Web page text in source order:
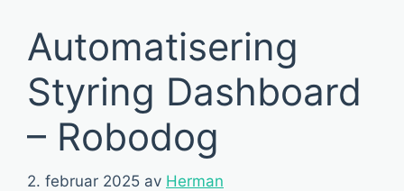
Automatisering
Styring Dashboard
– Robodog
2. februar 2025 av Herman